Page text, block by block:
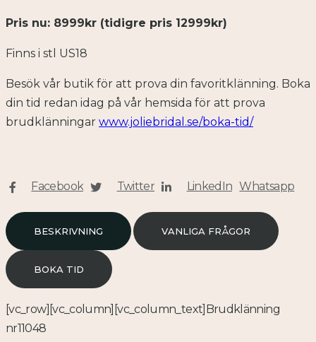
Pris nu: 8999kr (tidigre pris 12999kr)
Finns i stl US18
Besök vår butik för att prova din favoritklänning. Boka
din tid redan idag på vår hemsida för att prova
brudklänningar www.joliebridal.se/boka-tid/
Facebook Twitter LinkedIn Whatsapp
BESKRIVNING VANLIGA FRÅGOR
BOKA TID
[vc_row][vc_column][vc_column_text]Brudklänning
nr11048